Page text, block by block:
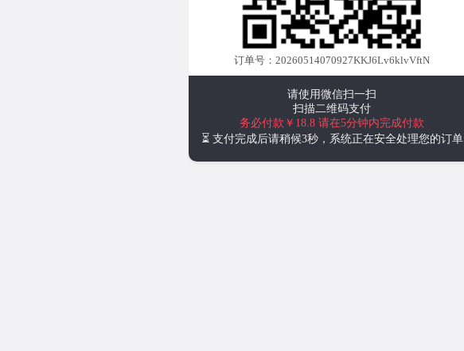
订单号：20260514070927KKJ6Lv6klvVftN
请使用微信扫一扫
扫描二维码支付
务必付款￥18.8 请在5分钟内完成付款
⏳ 支付完成后请稍候3秒，系统正在安全处理您的订单